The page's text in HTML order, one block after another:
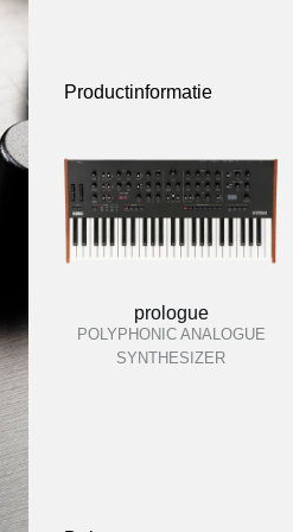
Productinformatie
prologue
POLYPHONIC ANALOGUE
SYNTHESIZER